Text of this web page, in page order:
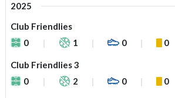
2025
Club Friendlies
0
1 0 0
Club Friendlies 3
0
2 0 0